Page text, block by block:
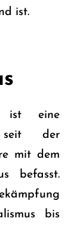
ist.
ist eine
seit der
mit dem
befasst.
bis